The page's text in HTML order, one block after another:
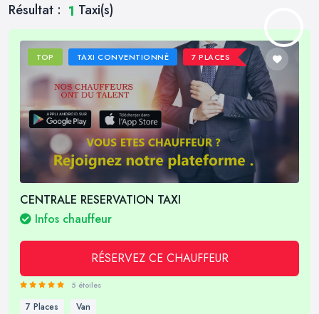
Résultat : 1 Taxi(s)
TOP TAXI CONVENTIONNÉ 7 PLACES
CENTRALE RESERVATION TAXI
Infos chauffeur
RÉSERVEZ CE CHAUFFEUR
5 étoiles
7 Places Van